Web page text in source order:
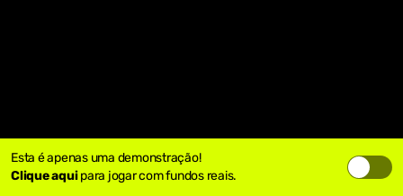
Esta é apenas uma demonstração!
Clique aquipara jogar com fundos reais.